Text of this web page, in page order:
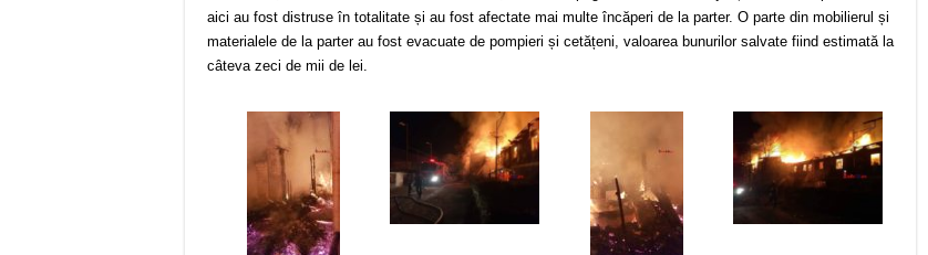
aici au fost distruse în totalitate și au fost afectate mai multe încăperi de la parter. O parte din mobilierul și
materialele de la parter au fost evacuate de pompieri și cetățeni, valoarea bunurilor salvate fiind estimată la
câteva zeci de mii de lei.